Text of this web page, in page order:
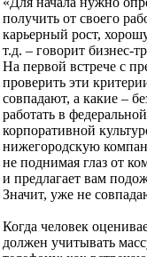
получить от своего
карьерный рост,
т.д. – говорит бизнес-
На первой встрече с
проверить эти
совпадают, а какие –
работать в
корпоративной
нижегородскую
не поднимая глаз от
и предлагает вам
Значит, уже не
Когда человек
должен учитывать